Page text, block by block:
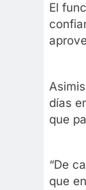
El
días
que
“De
que